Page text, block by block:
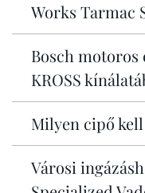
Works Tarmac
Bosch
KROSS
Milyen cipő
Városi